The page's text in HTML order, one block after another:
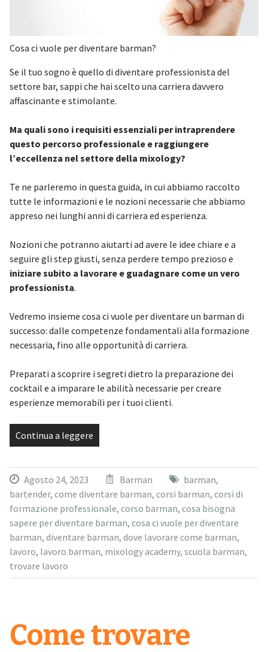
Cosa ci vuole per diventare barman?
Se il tuo sogno è quello di diventare professionista del
settore bar, sappi che hai scelto una carriera davvero
affascinante e stimolante.
Ma quali sono i requisiti essenziali per intraprendere
questo percorso professionale e raggiungere
l’eccellenza nel settore della mixology?
Te ne parleremo in questa guida, in cui abbiamo raccolto
tutte le informazioni e le nozioni necessarie che abbiamo
appreso nei lunghi anni di carriera ed esperienza.
Nozioni che potranno aiutarti ad avere le idee chiare e a
seguire gli step giusti, senza perdere tempo prezioso e
iniziare subito a lavorare e guadagnare come un vero
professionista.
Vedremo insieme cosa ci vuole per diventare un barman di
successo: dalle competenze fondamentali alla formazione
necessaria, fino alle opportunità di carriera.
Preparati a scoprire i segreti dietro la preparazione dei
cocktail e a imparare le abilità necessarie per creare
esperienze memorabili per i tuoi clienti.
Continua a leggere
Agosto 24, 2023 Barman barman,
bartender, come diventare barman, corsi barman, corsi di
formazione professionale, corso barman, cosa bisogna
sapere per diventare barman, cosa ci vuole per diventare
barman, diventare barman, dove lavorare come barman,
lavoro, lavoro barman, mixology academy, scuola barman,
trovare lavoro
Come trovare